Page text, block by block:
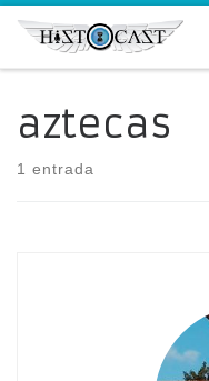
Saltar al contenido
aztecas
1 entrada